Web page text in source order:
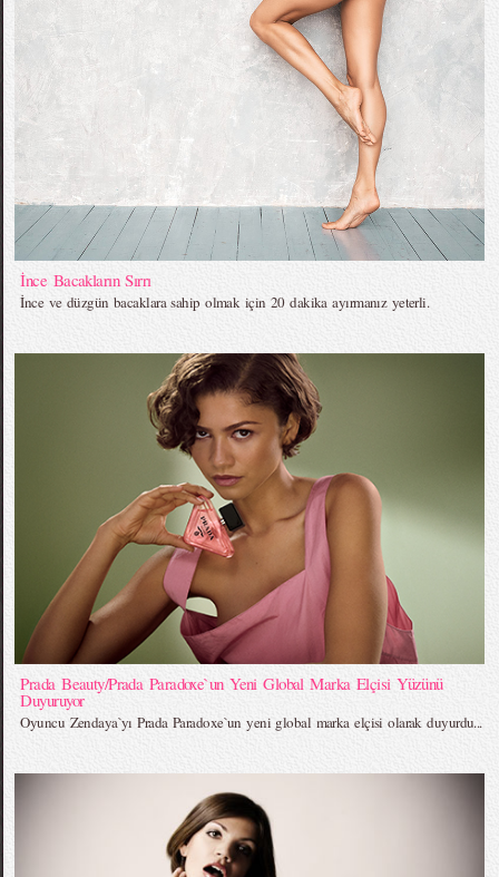
İnce Bacakların Sırrı
İnce ve düzgün bacaklara sahip olmak için 20 dakika ayırmanız yeterli.
Prada Beauty/Prada Paradoxe`un Yeni Global Marka Elçisi Yüzünü
Duyuruyor
Oyuncu Zendaya`yı Prada Paradoxe`un yeni global marka elçisi olarak duyurdu...